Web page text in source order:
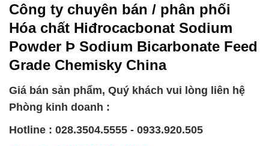
Công ty chuyên bán / phân phối
Hóa chất Hiđrocacbonat Sodium
Powder Þ Sodium Bicarbonate Feed
Grade Chemisky China
Giá bán sản phẩm, Quý khách vui lòng liên hệ
Phòng kinh doanh :
Hotline : 028.3504.5555 - 0933.920.505